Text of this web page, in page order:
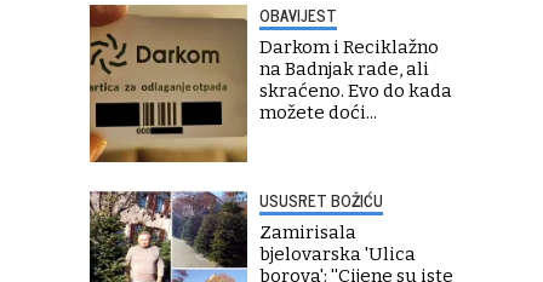
OBAVIJEST
Darkom i Reciklažno
na Badnjak rade, ali
skraćeno. Evo do kada
možete doći...
USUSRET BOŽIĆU
Zamirisala
bjelovarska 'Ulica
borova': ''Cijene su iste